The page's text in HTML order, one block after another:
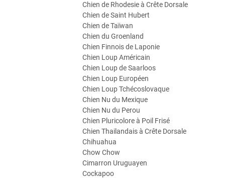
Chien de Rhodesie à Crête Dorsale
Chien de Saint Hubert
Chien de Taïwan
Chien du Groenland
Chien Finnois de Laponie
Chien Loup Américain
Chien Loup de Saarloos
Chien Loup Européen
Chien Loup Tchécoslovaque
Chien Nu du Mexique
Chien Nu du Perou
Chien Pluricolore à Poil Frisé
Chien Thailandais à Crête Dorsale
Chihuahua
Chow Chow
Cimarron Uruguayen
Cockapoo